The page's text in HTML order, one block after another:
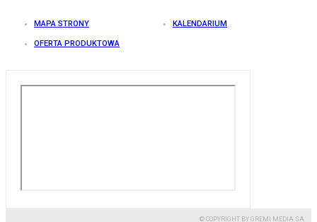
MAPA STRONY KALENDARIUM
OFERTA PRODUKTOWA
© COPYRIGHT BY GREMI MEDIA SA